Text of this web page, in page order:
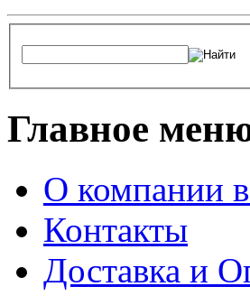
Главное
О компании
Контакты
Доставка и